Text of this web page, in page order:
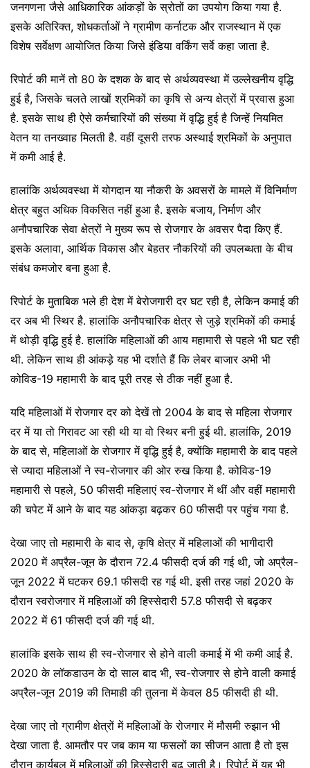
जनगणना जैसे आधिकारिक आंकड़ों के स्रोतों का उपयोग किया गया है.
इसके अतिरिक्त, शोधकर्ताओं ने ग्रामीण कर्नाटक और राजस्थान में एक
विशेष सर्वेक्षण आयोजित किया जिसे इंडिया वर्किंग सर्वे कहा जाता है.
रिपोर्ट की मानें तो 80 के दशक के बाद से अर्थव्यवस्था में उल्लेखनीय वृद्धि
हुई है, जिसके चलते लाखों श्रमिकों का कृषि से अन्य क्षेत्रों में प्रवास हुआ
है. इसके साथ ही ऐसे कर्मचारियों की संख्या में वृद्धि हुई है जिन्हें नियमित
वेतन या तनख्वाह मिलती है. वहीं दूसरी तरफ अस्थाई श्रमिकों के अनुपात
में कमी आई है.
हालांकि अर्थव्यवस्था में योगदान या नौकरी के अवसरों के मामले में विनिर्माण
क्षेत्र बहुत अधिक विकसित नहीं हुआ है. इसके बजाय, निर्माण और
अनौपचारिक सेवा क्षेत्रों ने मुख्य रूप से रोजगार के अवसर पैदा किए हैं.
इसके अलावा, आर्थिक विकास और बेहतर नौकरियों की उपलब्धता के बीच
संबंध कमजोर बना हुआ है.
रिपोर्ट के मुताबिक भले ही देश में बेरोजगारी दर घट रही है, लेकिन कमाई की
दर अब भी स्थिर है. हालांकि अनौपचारिक क्षेत्र से जुड़े श्रमिकों की कमाई
में थोड़ी वृद्धि हुई है. हालांकि महिलाओं की आय महामारी से पहले भी घट रही
थी. लेकिन साथ ही आंकड़े यह भी दर्शाते हैं कि लेबर बाजार अभी भी
कोविड-19 महामारी के बाद पूरी तरह से ठीक नहीं हुआ है.
यदि महिलाओं में रोजगार दर को देखें तो 2004 के बाद से महिला रोजगार
दर में या तो गिरावट आ रही थी या वो स्थिर बनी हुई थी. हालांकि, 2019
के बाद से, महिलाओं के रोजगार में वृद्धि हुई है, क्योंकि महामारी के बाद पहले
से ज्यादा महिलाओं ने स्व-रोजगार की ओर रुख किया है. कोविड-19
महामारी से पहले, 50 फीसदी महिलाएं स्व-रोजगार में थीं और वहीं महामारी
की चपेट में आने के बाद यह आंकड़ा बढ़कर 60 फीसदी पर पहुंच गया है.
देखा जाए तो महामारी के बाद से, कृषि क्षेत्र में महिलाओं की भागीदारी
2020 में अप्रैल-जून के दौरान 72.4 फीसदी दर्ज की गई थी, जो अप्रैल-
जून 2022 में घटकर 69.1 फीसदी रह गई थी. इसी तरह जहां 2020 के
दौरान स्वरोजगार में महिलाओं की हिस्सेदारी 57.8 फीसदी से बढ़कर
2022 में 61 फीसदी दर्ज की गई थी.
हालांकि इसके साथ ही स्व-रोजगार से होने वाली कमाई में भी कमी आई है.
2020 के लॉकडाउन के दो साल बाद भी, स्व-रोजगार से होने वाली कमाई
अप्रैल-जून 2019 की तिमाही की तुलना में केवल 85 फीसदी ही थी.
देखा जाए तो ग्रामीण क्षेत्रों में महिलाओं के रोजगार में मौसमी रुझान भी
देखा जाता है. आमतौर पर जब काम या फसलों का सीजन आता है तो इस
दौरान कार्यबल में महिलाओं की हिस्सेदारी बढ़ जाती है। रिपोर्ट में यह भी